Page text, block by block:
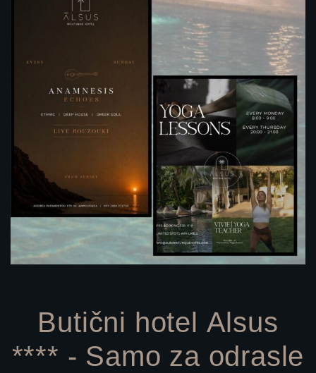
Butični hotel Alsus
**** - Samo za odrasle